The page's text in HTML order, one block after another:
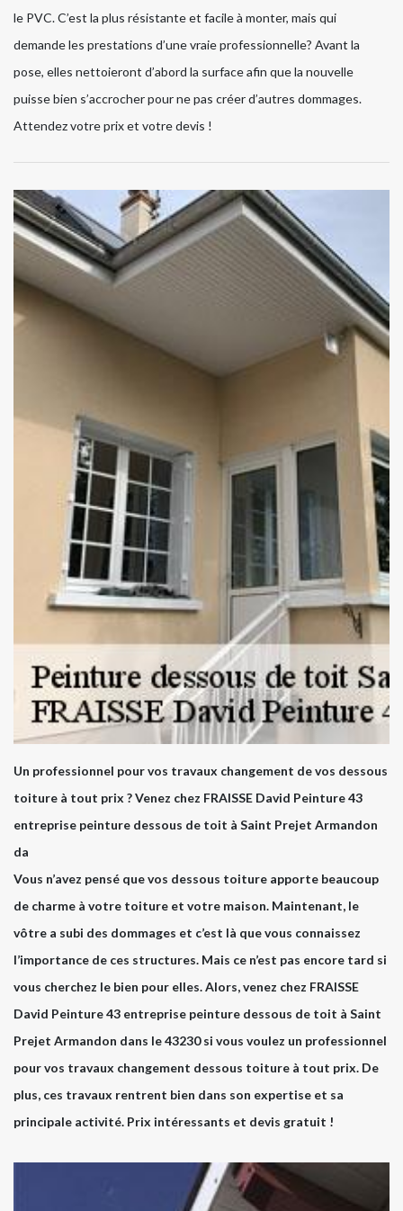
le PVC. C’est la plus résistante et facile à monter, mais qui
demande les prestations d’une vraie professionnelle? Avant la
pose, elles nettoieront d’abord la surface afin que la nouvelle
puisse bien s’accrocher pour ne pas créer d’autres dommages.
Attendez votre prix et votre devis !
Un professionnel pour vos travaux changement de vos dessous
toiture à tout prix ? Venez chez FRAISSE David Peinture 43
entreprise peinture dessous de toit à Saint Prejet Armandon
da
Vous n’avez pensé que vos dessous toiture apporte beaucoup
de charme à votre toiture et votre maison. Maintenant, le
vôtre a subi des dommages et c’est là que vous connaissez
l’importance de ces structures. Mais ce n’est pas encore tard si
vous cherchez le bien pour elles. Alors, venez chez FRAISSE
David Peinture 43 entreprise peinture dessous de toit à Saint
Prejet Armandon dans le 43230 si vous voulez un professionnel
pour vos travaux changement dessous toiture à tout prix. De
plus, ces travaux rentrent bien dans son expertise et sa
principale activité. Prix intéressants et devis gratuit !